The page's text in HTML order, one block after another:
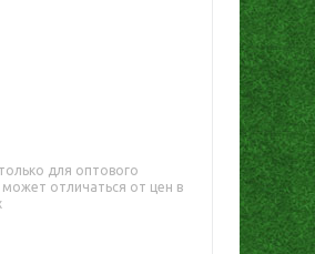
для оптового
отличаться от цен в